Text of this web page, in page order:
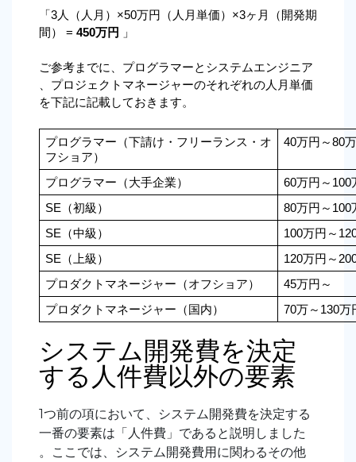
「3人（人月）×50万円（人月単価）×3ヶ月（開発期
間） = 450万円 」
ご参考までに、プログラマーとシステムエンジニア
、プロジェクトマネージャーのそれぞれの人月単価
を下記に記載しておきます。
プログラマー（下請け・フリーランス・オ
フショア）
40万円～80
プログラマー（大手企業）
60万円～100
SE（初級）
80万円～100
SE（中級）
100万円～
SE（上級）
120万円～
プロダクトマネージャー（オフショア）
45万円～
プロダクトマネージャー（国内）
70万～130万
システム開発費を決定
する人件費以外の要素
1つ前の項において、システム開発費を決定する
一番の要素は「人件費」であると説明しました
。ここでは、システム開発費用に関わるその他